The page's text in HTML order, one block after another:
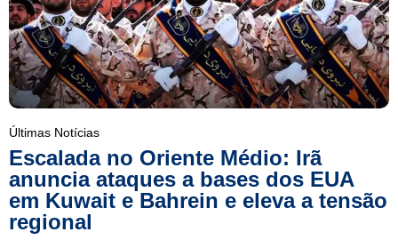
Últimas Notícias
Escalada no Oriente Médio: Irã
anuncia ataques a bases dos EUA
em Kuwait e Bahrein e eleva a tensão
regional